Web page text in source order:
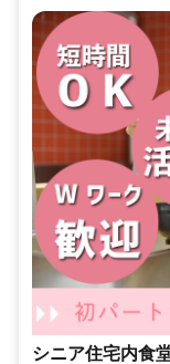
シニア住宅内食